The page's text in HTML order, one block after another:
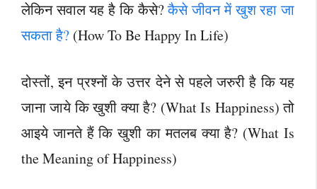
लेकिन सवाल यह है कि कैसे?कैसे जीवन में खुश रहा जा
सकता है? (How To Be Happy In Life)
दोस्तों, इन प्रश्नों के उत्तर देने से पहले जरुरी है कि यह
जाना जाये कि खुशी क्या है? (What Is Happiness) तो
आइये जानते हैं कि खुशी का मतलब क्या है? (What Is
the Meaning of Happiness)